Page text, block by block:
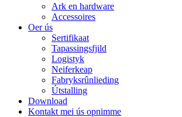
Ark en hardware
Accessoires
Oer ús
Sertifikaat
Tapassingsfjild
Logistyk
Neiferkeap
Fabryksrûnlieding
Útstalling
Download
Kontakt mei ús opnimme